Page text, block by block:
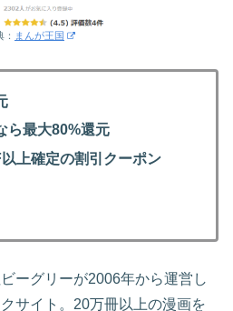
： まんが王国
ら最大80%還元
上確定の割引クーポン
ーグリーが2006年から運営し
サイト。20万冊以上の漫画を